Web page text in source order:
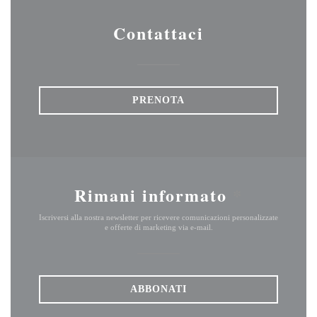
Contattaci
PRENOTA
Rimani informato
Iscriversi alla nostra newsletter per ricevere comunicazioni personalizzate
e offerte di marketing via e-mail.
ABBONATI